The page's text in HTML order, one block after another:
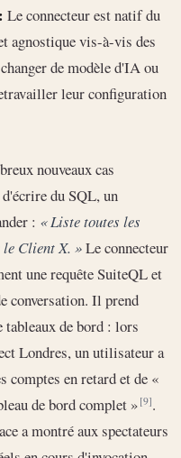
Le connecteur est natif du
agnostique vis-à-vis des
de modèle d'IA ou
leur configuration
nouveaux cas
du SQL, un
: « Liste toutes les
le Client X. »Le connecteur
une requête SuiteQL et
conversation. Il prend
tableaux de bord : lors
Londres, un utilisateur a
comptes en retard et de «
de bord complet »[9].
a montré aux spectateurs